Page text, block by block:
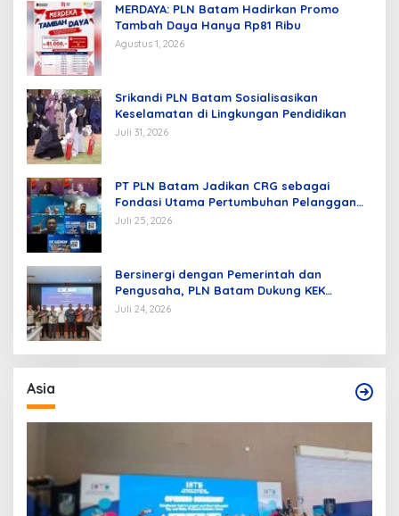
MERDAYA: PLN Batam Hadirkan Promo
Tambah Daya Hanya Rp81 Ribu
Agustus 1, 2026
Srikandi PLN Batam Sosialisasikan
Keselamatan di Lingkungan Pendidikan
Juli 31, 2026
PT PLN Batam Jadikan CRG sebagai
Fondasi Utama Pertumbuhan Pelanggan
dan Pembangunan Infrastruktur
Juli 25, 2026
Bersinergi dengan Pemerintah dan
Pengusaha, PLN Batam Dukung KEK
Tanjung Sauh sebagai Hub Energi Baru
Juli 24, 2026
Asia